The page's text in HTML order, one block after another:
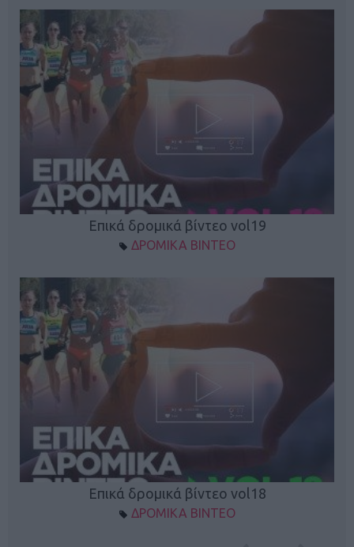
Επικά δρομικά βίντεο vol19
ΔΡΟΜΙΚΑ ΒΙΝΤΕΟ
Επικά δρομικά βίντεο vol18
ΔΡΟΜΙΚΑ ΒΙΝΤΕΟ